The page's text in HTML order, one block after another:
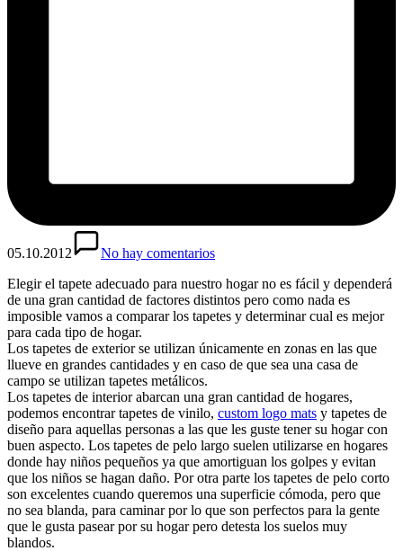
05.10.2012
No hay comentarios
Elegir el tapete adecuado para nuestro hogar no es fácil y dependerá
de una gran cantidad de factores distintos pero como nada es
imposible vamos a comparar los tapetes y determinar cual es mejor
para cada tipo de hogar.
Los tapetes de exterior se utilizan únicamente en zonas en las que
llueve en grandes cantidades y en caso de que sea una casa de
campo se utilizan tapetes metálicos.
Los tapetes de interior abarcan una gran cantidad de hogares,
podemos encontrar tapetes de vinilo, custom logo mats y tapetes de
diseño para aquellas personas a las que les guste tener su hogar con
buen aspecto. Los tapetes de pelo largo suelen utilizarse en hogares
donde hay niños pequeños ya que amortiguan los golpes y evitan
que los niños se hagan daño. Por otra parte los tapetes de pelo corto
son excelentes cuando queremos una superficie cómoda, pero que
no sea blanda, para caminar por lo que son perfectos para la gente
que le gusta pasear por su hogar pero detesta los suelos muy
blandos.